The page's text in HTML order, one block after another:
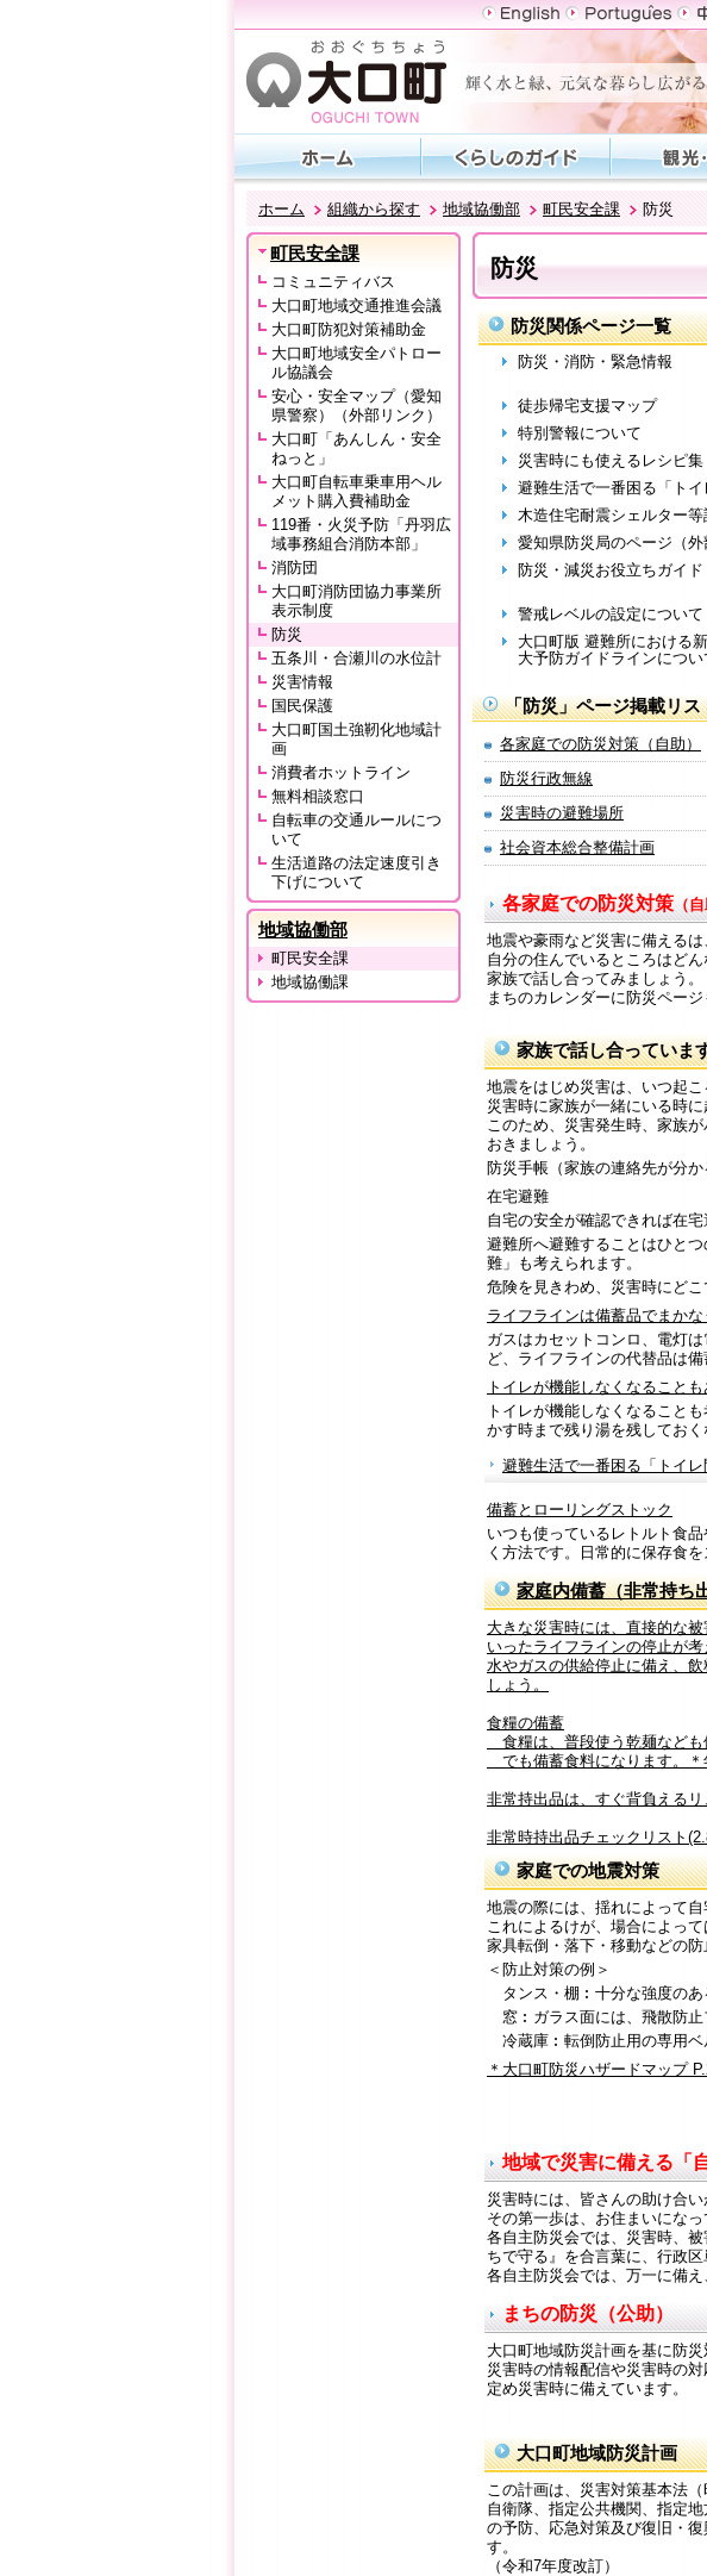
ホーム 組織から探す 地域協働部 町民安全課 防災
町民安全課
コミュニティバス
大口町地域交通推進会議
大口町防犯対策補助金
大口町地域安全パトロー
ル協議会
安心・安全マップ（愛知
県警察）（外部リンク）
大口町「あんしん・安全
ねっと」
大口町自転車乗車用ヘル
メット購入費補助金
119番・火災予防「丹羽広
域事務組合消防本部」
消防団
大口町消防団協力事業所
表示制度
防災
五条川・合瀬川の水位計
災害情報
国民保護
大口町国土強靭化地域計
画
消費者ホットライン
無料相談窓口
自転車の交通ルールにつ
いて
生活道路の法定速度引き
下げについて
地域協働部
町民安全課
地域協働課
防災
防災関係ページ一覧
防災・消防・緊急情報
徒歩帰宅支援マップ
特別警報について
災害時にも使えるレシピ集
避難生活で一番困る「トイ
木造住宅耐震シェルター
愛知県防災局のページ（外
防災・減災お役立ちガイド
警戒レベルの設定について
大口町版 避難所における
大予防ガイドラインについ
「防災」ページ掲載リ
各家庭での防災対策（自助）
防災行政無線
災害時の避難場所
社会資本総合整備計画
各家庭での防災対策 （
地震や豪雨など災害に備えるは
自分の住んでいるところはど
家族で話し合ってみましょう。
まちのカレンダーに防災ペー
家族で話し合っていま
地震をはじめ災害は、いつ起こ
災害時に家族が一緒にいる時に
このため、災害発生時、家族
おきましょう。
防災手帳（家族の連絡先が分
在宅避難
自宅の安全が確認できれば在宅
避難所へ避難することはひと
難」も考えられます。
危険を見きわめ、災害時にど
ライフラインは備蓄品でまかな
ガスはカセットコンロ、電灯
ど、ライフラインの代替品は備
トイレが機能しなくなること
トイレが機能しなくなること
かす時まで残り湯を残してお
避難生活で一番困る「トイレ
備蓄とローリングストック
いつも使っているレトルト食
く方法です。日常的に保存食
家庭内備蓄（非常持ち
大きな災害時には、直接的な
いったライフラインの停止が考
水やガスの供給停止に備え、
しょう。
食糧の備蓄
食糧は、普段使う乾麺なども
でも備蓄食料になります。＊
非常持出品は、すぐ背負える
非常時持出品チェックリスト
家庭での地震対策
地震の際には、揺れによって
これによるけが、場合によっ
家具転倒・落下・移動などの防
＜防止対策の例＞
タンス・棚︰十分な強度のあ
窓︰ガラス面には、飛散防止
冷蔵庫︰転倒防止用の専用ベ
＊大口町防災ハザードマップ
地域で災害に備える「
災害時には、皆さんの助け合
その第一歩は、お住まいにな
各自主防災会では、災害時、
ちで守る』を合言葉に、行政
各自主防災会では、万一に備
まちの防災（公助）
大口町地域防災計画を基に防災
災害時の情報配信や災害時の
定め災害時に備えています。
大口町地域防災計画
この計画は、災害対策基本法
自衛隊、指定公共機関、指定
の予防、応急対策及び復旧・
す。
（令和7年度改訂）